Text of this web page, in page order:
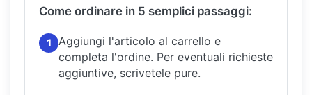
Come ordinare in 5 semplici passaggi:
1
Aggiungi l'articolo al carrello e
completa l'ordine. Per eventuali richieste
aggiuntive, scrivetele pure.